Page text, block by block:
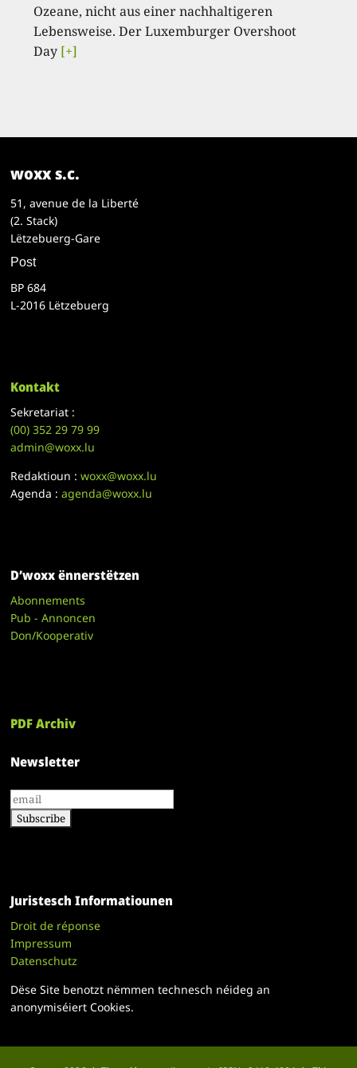
Ozeane, nicht aus einer nachhaltigeren
Lebensweise. Der Luxemburger Overshoot
Day [+]
woxx s.c.
51, avenue de la Liberté
(2. Stack)
Lëtzebuerg-Gare
Post
BP 684
L-2016 Lëtzebuerg
Kontakt
Sekretariat :
(00)352 29 79 99
admin@woxx.lu
Redaktioun :woxx@woxx.lu
Agenda :agenda@woxx.lu
D’woxx ënnerstëtzen
Abonnements
Pub - Annoncen
Don/Kooperativ
PDF Archiv
Newsletter
Juristesch Informatiounen
Droit de réponse
Impressum
Datenschutz
Dëse Site benotzt nëmmen technesch néideg an
anonymiséiert Cookies.